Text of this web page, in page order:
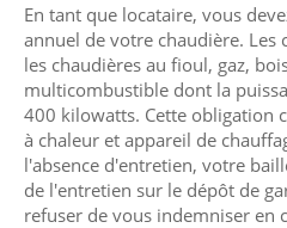
En tant que locataire, vous
annuel de votre chaudière. Les
les chaudières au fioul, gaz,
multicombustible dont la
400 kilowatts. Cette obligation
à chaleur et appareil de
l'absence d'entretien, votre
de l'entretien sur le dépôt de
refuser de vous indemniser en